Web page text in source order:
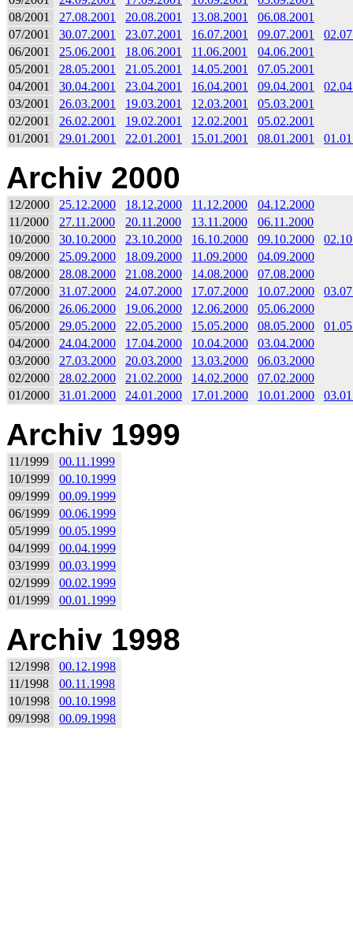
08/2001
27.08.2001 20.08.2001 13.08.2001
06.08.2001
07/2001
30.07.2001 23.07.2001 16.07.2001 09.07.2001
06/2001
25.06.2001 18.06.2001 11.06.2001
04.06.2001
05/2001
28.05.2001 21.05.2001 14.05.2001
07.05.2001
04/2001
30.04.2001 23.04.2001 16.04.2001 09.04.2001
03/2001
26.03.2001 19.03.2001 12.03.2001
05.03.2001
02/2001
26.02.2001 19.02.2001 12.02.2001
05.02.2001
01/2001
29.01.2001 22.01.2001 15.01.2001 08.01.2001
Archiv 2000
12/2000 25.12.2000 18.12.2000 11.12.2000
04.12.2000
11/2000
27.11.2000 20.11.2000 13.11.2000
06.11.2000
10/2000
30.10.2000 23.10.2000 16.10.2000 09.10.2000
09/2000
25.09.2000 18.09.2000 11.09.2000
04.09.2000
08/2000
28.08.2000 21.08.2000 14.08.2000
07.08.2000
07/2000
31.07.2000 24.07.2000 17.07.2000 10.07.2000
06/2000
26.06.2000 19.06.2000 12.06.2000
05.06.2000
05/2000
29.05.2000 22.05.2000 15.05.2000 08.05.2000
04/2000
24.04.2000 17.04.2000 10.04.2000
03.04.2000
03/2000
27.03.2000 20.03.2000 13.03.2000
06.03.2000
02/2000
28.02.2000 21.02.2000 14.02.2000
07.02.2000
01/2000
31.01.2000 24.01.2000 17.01.2000 10.01.2000
Archiv 1999
11/1999
00.11.1999
10/1999
00.10.1999
09/1999
00.09.1999
06/1999
00.06.1999
05/1999
00.05.1999
04/1999
00.04.1999
03/1999
00.03.1999
02/1999
00.02.1999
01/1999
00.01.1999
Archiv 1998
12/1998
00.12.1998
11/1998
00.11.1998
10/1998
00.10.1998
09/1998
00.09.1998